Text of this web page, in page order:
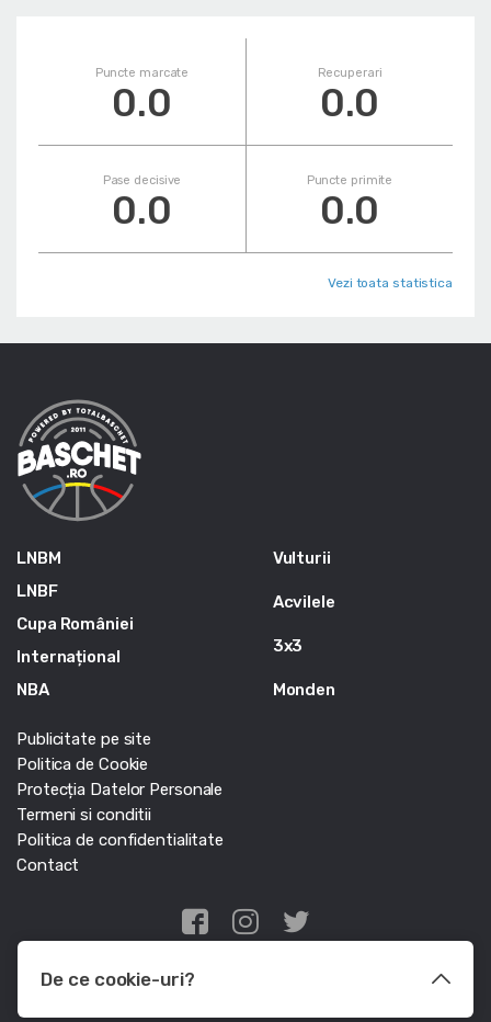
Puncte marcate
0.0
Recuperari
0.0
Pase decisive
0.0
Puncte primite
0.0
Vezi toata statistica
LNBM
LNBF
Cupa României
Internațional
NBA
Vulturii
Acvilele
3x3
Monden
Publicitate pe site
Politica de Cookie
Protecția Datelor Personale
Termeni si conditii
Politica de confidentialitate
Contact
Edris Digital Agency
De ce cookie-uri?